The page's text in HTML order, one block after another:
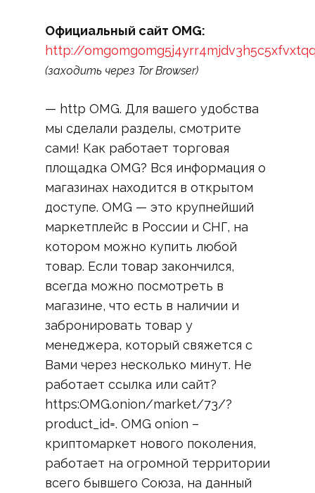
Официальный сайт OMG:
http://
(заходить через Tor Browser)
— http OMG. Для вашего удобства
мы сделали разделы, смотрите
сами! Как работает торговая
площадка OMG? Вся информация о
магазинах находится в открытом
доступе. OMG — это крупнейший
маркетплейс в России и СНГ, на
котором можно купить любой
товар. Если товар закончился,
всегда можно посмотреть в
магазине, что есть в наличии и
забронировать товар у
менеджера, который свяжется с
Вами через несколько минут. Не
работает ссылка или сайт?
https:OMG.onion/market/73/?
product_id=. OMG onion –
криптомаркет нового поколения,
работает на огромной территории
всего бывшего Союза, на данный